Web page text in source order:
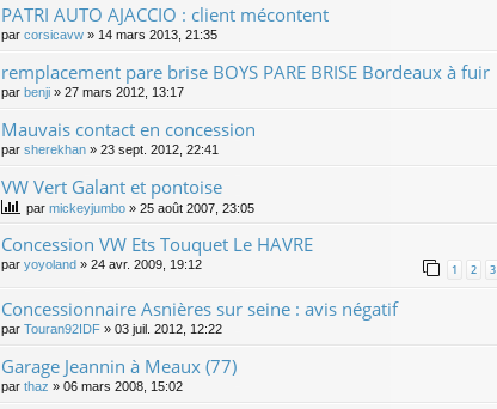
PATRI AUTO AJACCIO : client mécontent
par corsicavw » 14 mars 2013, 21:35
remplacement pare brise BOYS PARE BRISE Bordeaux à fuir
par benji » 27 mars 2012, 13:17
Mauvais contact en concession
par sherekhan » 23 sept. 2012, 22:41
VW Vert Galant et pontoise
par mickeyjumbo » 25 août 2007, 23:05
Concession VW Ets Touquet Le HAVRE
par yoyoland » 24 avr. 2009, 19:12 1 2 3
Concessionnaire Asnières sur seine : avis négatif
par Touran92IDF » 03 juil. 2012, 12:22
Garage Jeannin à Meaux (77)
par thaz » 06 mars 2008, 15:02